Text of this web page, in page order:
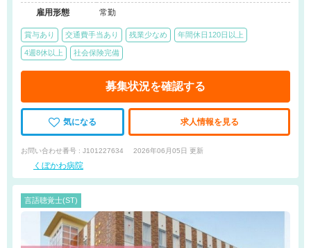
雇用形態
常勤
賞与あり 交通費手当あり 残業少なめ 年間休日120日以上
4週8休以上 社会保険完備
募集状況を確認する
気になる 求人情報を見る
お問い合わせ番号 : J101227634 2026年06月05日 更新
くぼかわ病院
言語聴覚士(ST)